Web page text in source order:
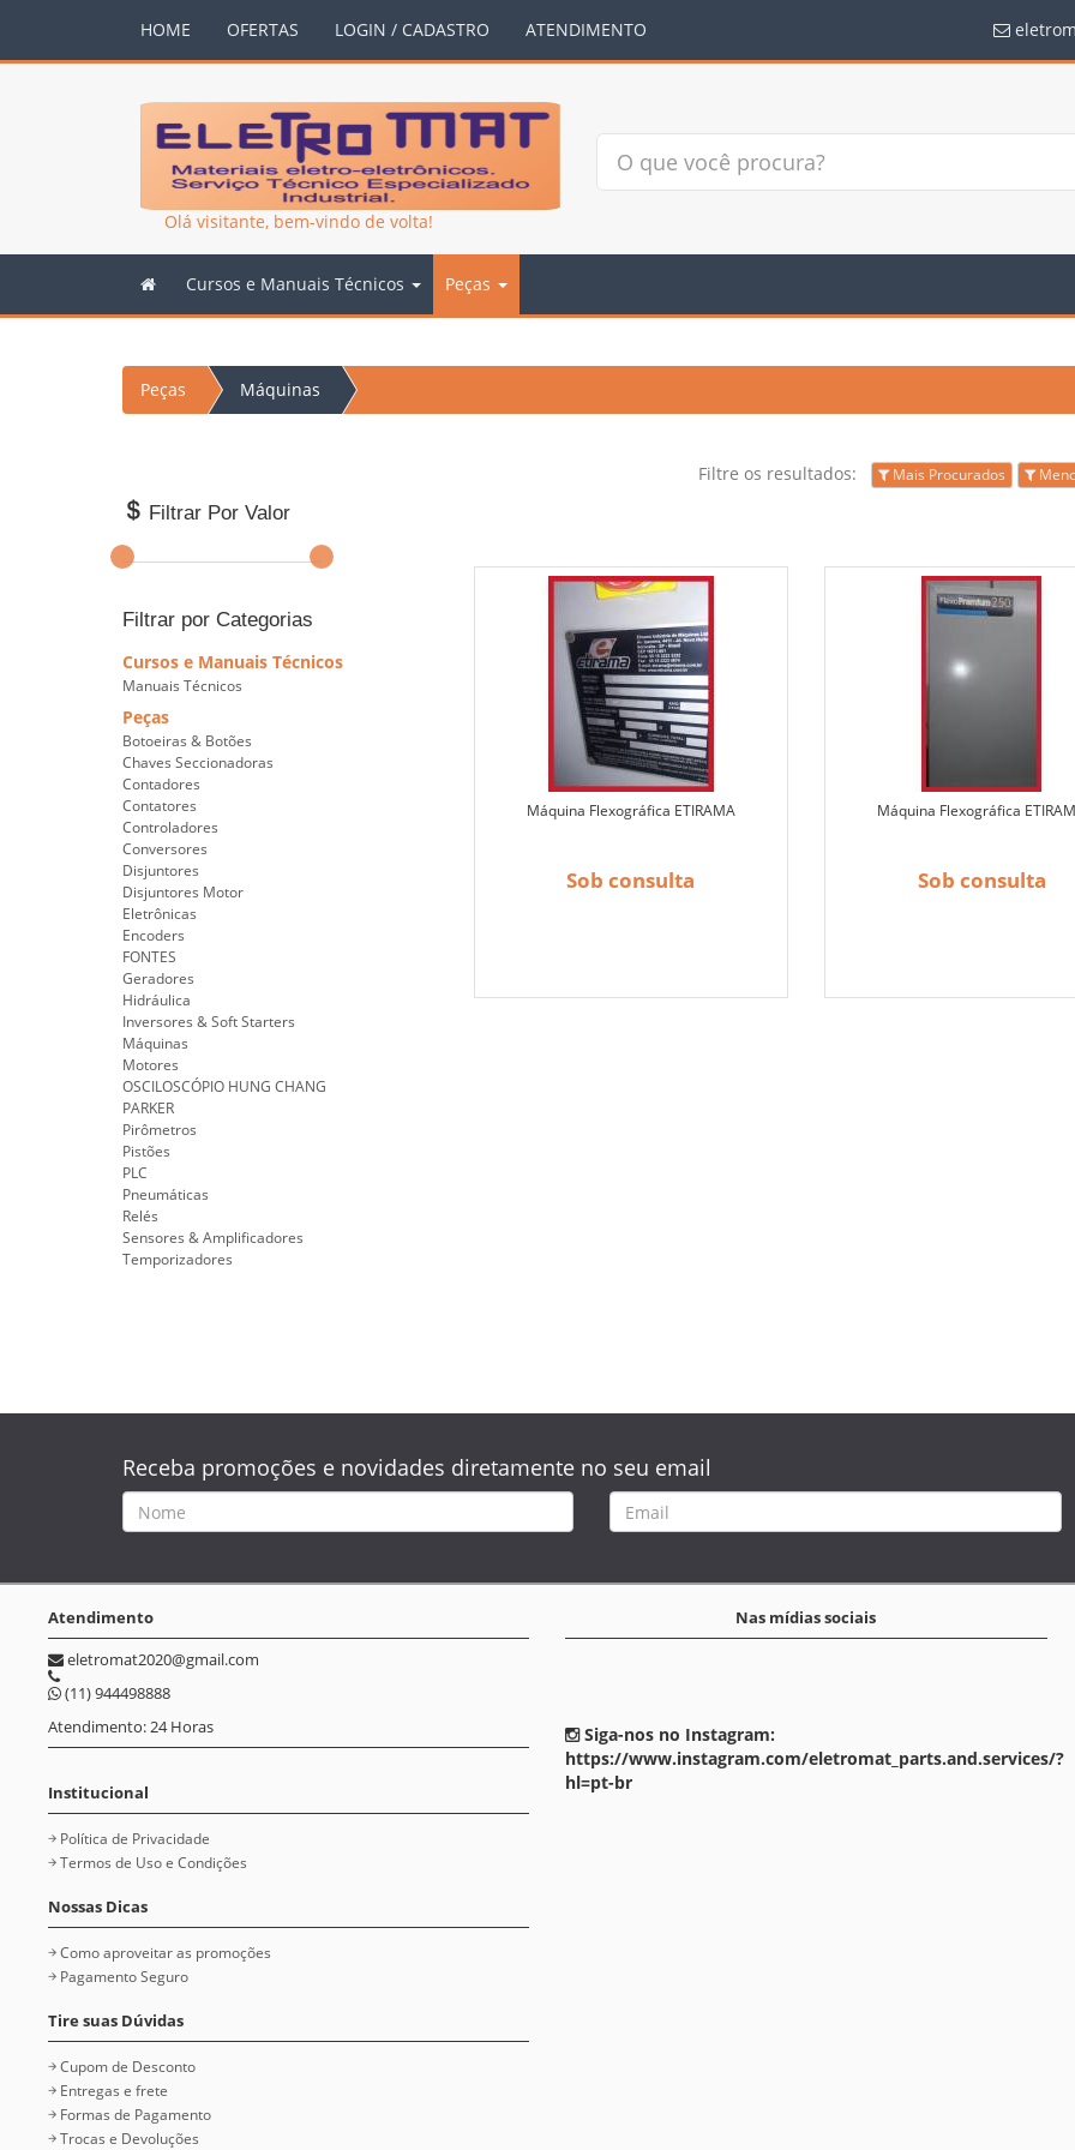
HOME OFERTAS LOGIN / CADASTRO ATENDIMENTO
Olá visitante, bem-vindo de volta!
Cursos e Manuais Técnicos Peças
Peças Máquinas
Filtrar Por Valor
Filtrar por Categorias
Cursos e Manuais Técnicos
Manuais Técnicos
Peças
Botoeiras & Botões
Chaves Seccionadoras
Contadores
Contatores
Controladores
Conversores
Disjuntores
Disjuntores Motor
Eletrônicas
Encoders
FONTES
Geradores
Hidráulica
Inversores & Soft Starters
Máquinas
Motores
OSCILOSCÓPIO HUNG CHANG
PARKER
Pirômetros
Pistões
PLC
Pneumáticas
Relés
Sensores & Amplificadores
Temporizadores
Filtre os resultados: Mais Procurados
Máquina Flexográfica ETIRAMA
Sob consulta
Máquina Flexográfica
Sob consulta
Receba promoções e novidades diretamente no seu email
Atendimento
eletromat2020@gmail.com
(11) 944498888
Atendimento: 24 Horas
Institucional
Política de Privacidade
Termos de Uso e Condições
Nossas Dicas
Como aproveitar as promoções
Pagamento Seguro
Tire suas Dúvidas
Cupom de Desconto
Entregas e frete
Formas de Pagamento
Trocas e Devoluções
Nas mídias sociais
Siga-nos no Instagram:
https://www.instagram.com/eletromat_parts.and.services/?
hl=pt-br